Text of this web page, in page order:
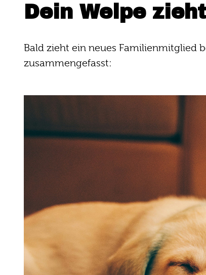
Dein Welpe
Bald zieht ein neues Familienmitglied
zusammengefasst: